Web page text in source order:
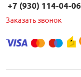
+7 (930) 114-04-06
Заказать звонок